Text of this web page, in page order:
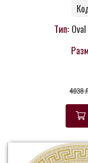
Тип: Oval
4038